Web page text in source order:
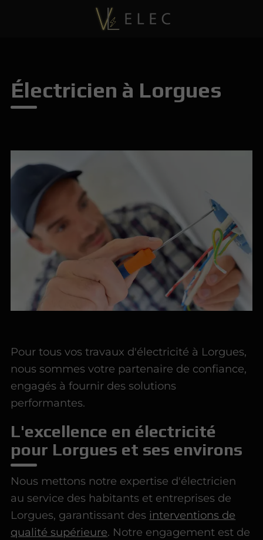
Électricien à Lorgues
Pour tous vos travaux d'électricité à Lorgues,
nous sommes votre partenaire de confiance,
engagés à fournir des solutions
performantes.
L'excellence en électricité
pour Lorgues et ses environs
Nous mettons notre expertise d'électricien
au service des habitants et entreprises de
Lorgues, garantissant des interventions de
qualité supérieure. Notre engagement est de